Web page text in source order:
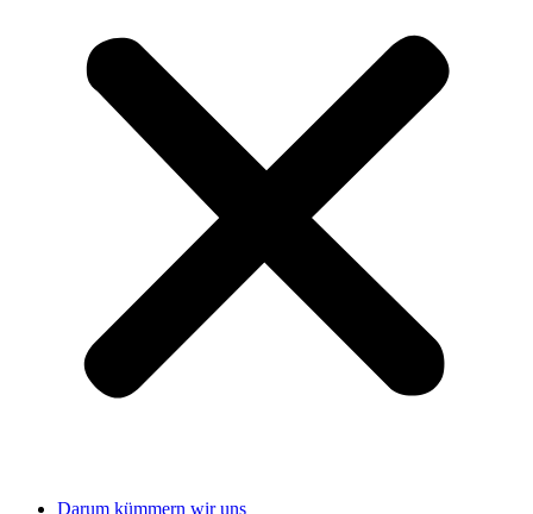
Darum kümmern wir uns